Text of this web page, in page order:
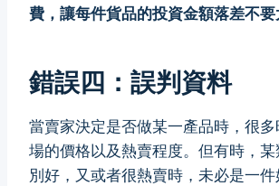
費，讓每件貨品的投資金額落差不要
錯誤四：誤判資料
當賣家決定是否做某一產品時，很
場的價格以及熱賣程度。但有時，
別好，又或者很熱賣時，未必是一